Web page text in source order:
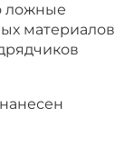
ложные
материалов